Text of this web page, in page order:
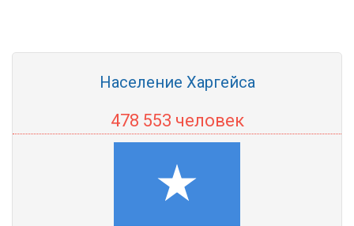
Население Харгейса
478 553 человек